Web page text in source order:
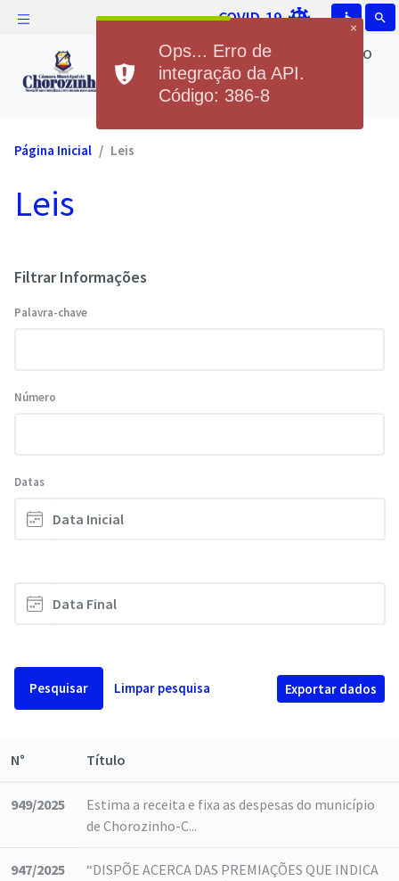
COVID-19 accessible search
Câmara Municipal de Chorozinho
Câmara Municipal de
Chorozinho
Página Inicial Leis
Leis
Filtrar Informações
Palavra-chave
Número
Datas
Pesquisar Limpar pesquisa Exportar dados
N° Título
949/2025
Estima a receita e fixa as despesas do município
de Chorozinho-C...
947/2025
“DISPÕE ACERCA DAS PREMIAÇÕES QUE INDICA
×
Ops... Erro de
integração da API.
Código: 386-8